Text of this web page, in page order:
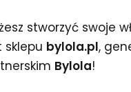
stworzyć swoje
bylola.pl,
Bylola!